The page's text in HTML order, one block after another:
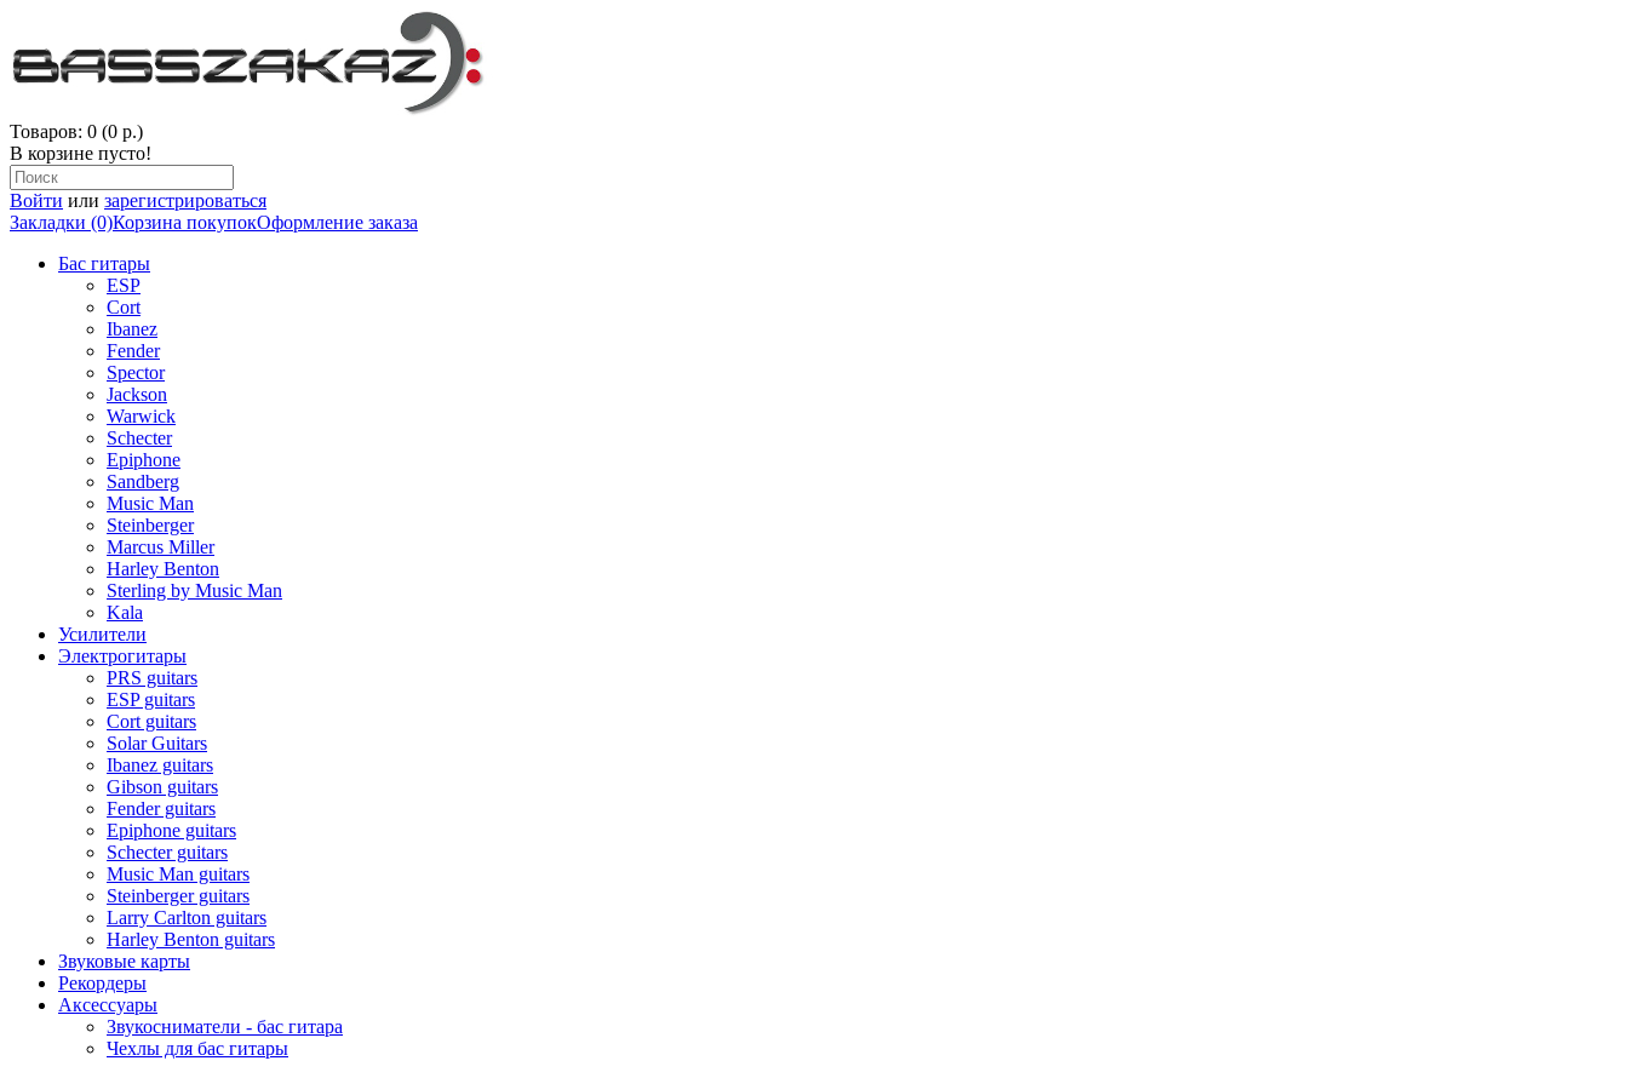
Товаров: 0 (0 р.)
В корзине пусто!
Войти или зарегистрироваться
Закладки (0)Корзина покупокОформление заказа
Бас гитары
ESP
Cort
Ibanez
Fender
Spector
Jackson
Warwick
Schecter
Epiphone
Sandberg
Music Man
Steinberger
Marcus Miller
Harley Benton
Sterling by Music Man
Kala
Усилители
Электрогитары
PRS guitars
ESP guitars
Cort guitars
Solar Guitars
Ibanez guitars
Gibson guitars
Fender guitars
Epiphone guitars
Schecter guitars
Music Man guitars
Steinberger guitars
Larry Carlton guitars
Harley Benton guitars
Звуковые карты
Рекордеры
Аксессуары
Звукосниматели - бас гитара
Чехлы для бас гитары